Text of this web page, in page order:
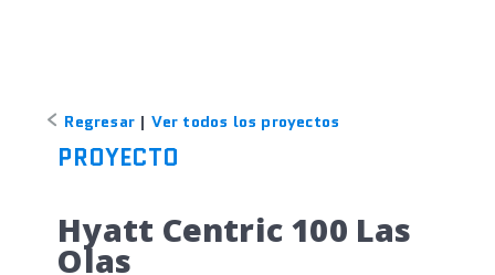
Regresar | Ver todos los proyectos
PROYECTO
Hyatt Centric 100 Las
Olas